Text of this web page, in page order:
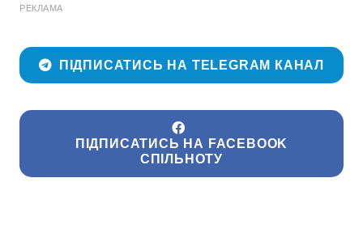
РЕКЛАМА
ПІДПИСАТИСЬ НА TELEGRAM КАНАЛ
ПІДПИСАТИСЬ НА FACEBOOK
СПІЛЬНОТУ